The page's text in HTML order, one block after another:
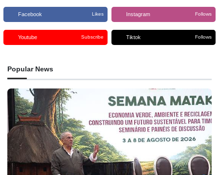
Facebook Likes Instagram Follows
Youtube Subscribe Tiktok Follows
Popular News